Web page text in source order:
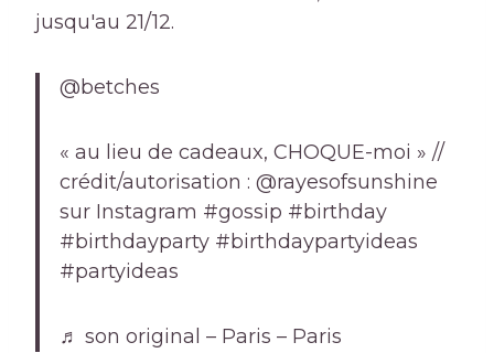
jusqu'au 21/12.
@betches
« au lieu de cadeaux, CHOQUE-moi » //
crédit/autorisation : @rayesofsunshine
sur Instagram #gossip #birthday
#birthdayparty #birthdaypartyideas
#partyideas
♬ son original – Paris – Paris